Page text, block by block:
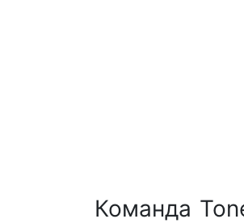
Команда